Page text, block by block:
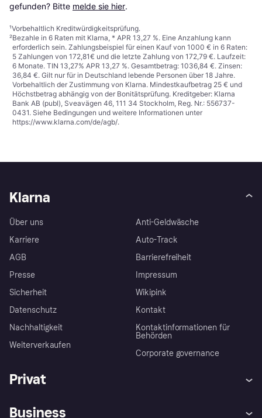
gefunden? Bitte melde sie hier.
¹Vorbehaltlich Kreditwürdigkeitsprüfung.
²Bezahle in 6 Raten mit Klarna, * APR 13,27 %. Eine Anzahlung kann
erforderlich sein. Zahlungsbeispiel für einen Kauf von 1000 € in 6 Raten:
5 Zahlungen von 172,81€ und die letzte Zahlung von 172,79 €. Laufzeit:
6 Monate. TIN 13,27% APR 13,27 %. Gesamtbetrag: 1036,84 €. Zinsen:
36,84 €. Gilt nur für in Deutschland lebende Personen über 18 Jahre.
Vorbehaltlich der Zustimmung von Klarna. Mindestkaufbetrag 25 € und
Höchstbetrag abhängig von der Bonitätsprüfung. Kreditgeber: Klarna
Bank AB (publ), Sveavägen 46, 111 34 Stockholm, Reg. Nr.: 556737-
0431. Siehe Bedingungen und weitere Informationen unter
https://www.klarna.com/de/agb/.
Klarna
Über uns
Karriere
AGB
Presse
Sicherheit
Datenschutz
Nachhaltigkeit
Weiterverkaufen
Anti-Geldwäsche
Auto-Track
Barrierefreiheit
Impressum
Wikipink
Kontakt
Kontaktinformationen für
Behörden
Corporate governance
Privat
Business